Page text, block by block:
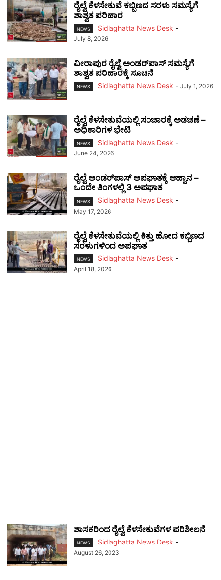
ರೈಲ್ವೆ ಕೆಳಸೇತುವೆ ಕಬ್ಬಿಣದ ಸರಳು ಸಮಸ್ಯೆಗೆ
ಶಾಶ್ವತ ಪರಿಹಾರ
NEWS Sidlaghatta News Desk -
July 8, 2026
ವೀರಾಪುರ ರೈಲ್ವೆ ಅಂಡರ್‌ಪಾಸ್ ಸಮಸ್ಯೆಗೆ
ಶಾಶ್ವತ ಪರಿಹಾರಕ್ಕೆ ಸೂಚನೆ
NEWS Sidlaghatta News Desk - July 1, 2026
ರೈಲ್ವೆ ಕೆಳಸೇತುವೆಯಲ್ಲಿ ಸಂಚಾರಕ್ಕೆ ಅಡಚಣೆ –
ಅಧಿಕಾರಿಗಳ ಭೇಟಿ
NEWS Sidlaghatta News Desk -
June 24, 2026
ರೈಲ್ವೆ ಅಂಡರ್‌ಪಾಸ್ ಅಪಘಾತಕ್ಕೆ ಆಹ್ವಾನ –
ಒಂದೇ ತಿಂಗಳಲ್ಲಿ 3 ಅಪಘಾತ
NEWS Sidlaghatta News Desk -
May 17, 2026
ರೈಲ್ವೆ ಕೆಳಸೇತುವೆಯಲ್ಲಿ ಕಿತ್ತು ಹೋದ ಕಬ್ಬಿಣದ
ಸರಳುಗಳಿಂದ ಅಪಘಾತ
NEWS Sidlaghatta News Desk -
April 18, 2026
ಶಾಸಕರಿಂದ ರೈಲ್ವೆ ಕೆಳಸೇತುವೆಗಳ ಪರಿಶೀಲನೆ
NEWS Sidlaghatta News Desk -
August 26, 2023